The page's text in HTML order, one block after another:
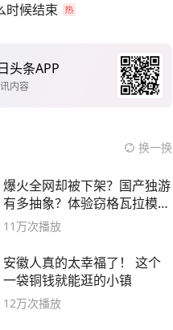
时候结束
头条APP
内容
换一换
爆火全网却被下架？国产独游
有多抽象？体验窃格瓦拉模拟
器！
11万次播放
安徽人真的太幸福了！ 这个
一袋铜钱就能逛的小镇
12万次播放